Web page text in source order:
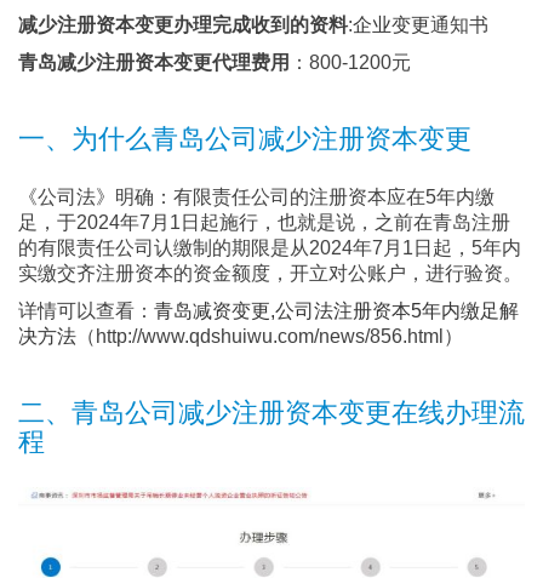
减少注册资本变更办理完成收到的资料:企业变更通知书
青岛减少注册资本变更代理费用 ：800-1200元
一、为什么青岛公司减少注册资本变更
《公司法》明确：有限责任公司的注册资本应在5年内缴
足，于2024年7月1日起施行，也就是说，之前在青岛注册
的有限责任公司认缴制的期限是从2024年7月1日起，5年内
实缴交齐注册资本的资金额度，开立对公账户，进行验资。
详情可以查看： 青岛减资变更,公司法注册资本5年内缴足解
决方法 （http://www.qdshuiwu.com/news/856.html）
二、青岛公司减少注册资本变更在线办理流
程